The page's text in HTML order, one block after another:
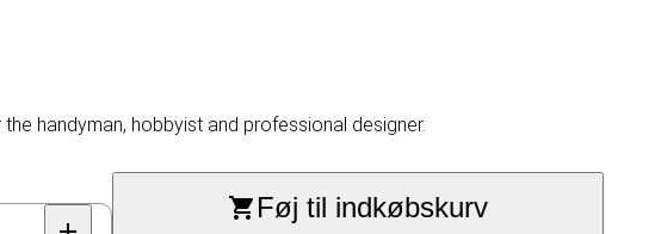
handyman, hobbyist and professional designer.
Føj til indkøbskurv